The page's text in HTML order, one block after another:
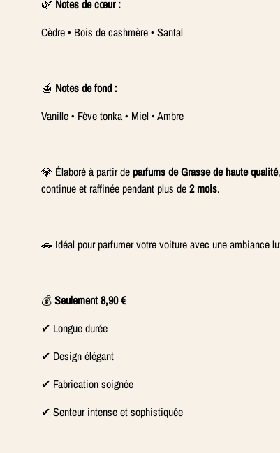
🌿 Notes de cœur :
Cèdre • Bois de cashmère • Santal
🍯 Notes de fond :
Vanille • Fève tonka • Miel • Ambre
💎 Élaboré à partir de parfums de Grasse de haute qualité
continue et raffinée pendant plus de2 mois.
🚗 Idéal pour parfumer votre voiture avec une ambiance
💰Seulement 8,90 €
✔ Longue durée
✔ Design élégant
✔ Fabrication soignée
✔ Senteur intense et sophistiquée